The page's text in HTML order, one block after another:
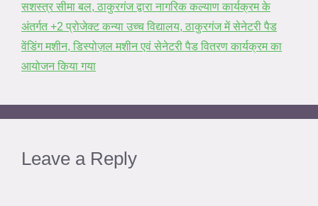
सशस्त्र सीमा बल, ठाकुरगंज द्वारा नागरिक कल्याण कार्यक्रम के
अंतर्गत +2 प्रोजेक्ट कन्या उच्च विद्यालय, ठाकुरगंज में सेनेटरी पैड
वेंडिंग मशीन, डिस्पोज़ल मशीन एवं सेनेटरी पैड वितरण कार्यक्रम का
आयोजन किया गया
Leave a Reply